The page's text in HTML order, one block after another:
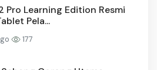
Pro Learning Edition Resmi
Pela...
177